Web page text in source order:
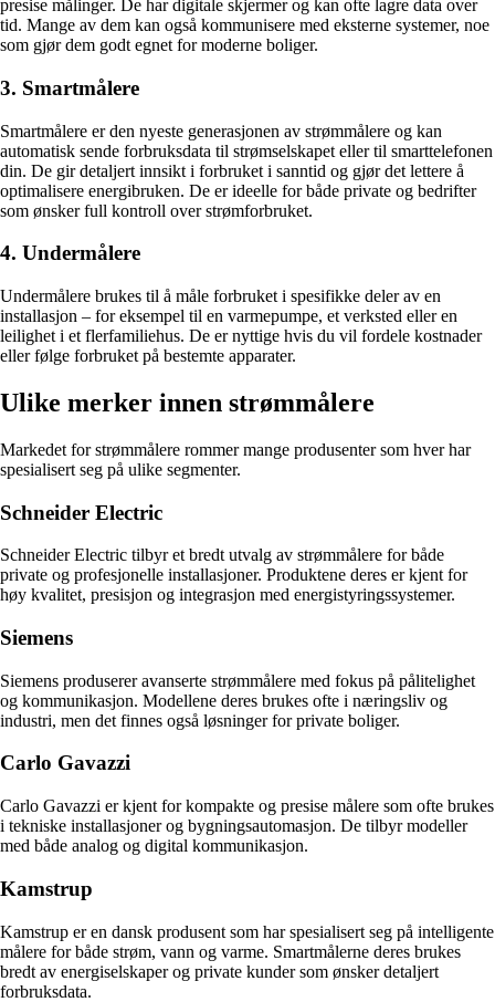
presise målinger. De har digitale skjermer og kan ofte lagre data over
tid. Mange av dem kan også kommunisere med eksterne systemer, noe
som gjør dem godt egnet for moderne boliger.
3. Smartmålere
Smartmålere er den nyeste generasjonen av strømmålere og kan
automatisk sende forbruksdata til strømselskapet eller til smarttelefonen
din. De gir detaljert innsikt i forbruket i sanntid og gjør det lettere å
optimalisere energibruken. De er ideelle for både private og bedrifter
som ønsker full kontroll over strømforbruket.
4. Undermålere
Undermålere brukes til å måle forbruket i spesifikke deler av en
installasjon – for eksempel til en varmepumpe, et verksted eller en
leilighet i et flerfamiliehus. De er nyttige hvis du vil fordele kostnader
eller følge forbruket på bestemte apparater.
Ulike merker innen strømmålere
Markedet for strømmålere rommer mange produsenter som hver har
spesialisert seg på ulike segmenter.
Schneider Electric
Schneider Electric tilbyr et bredt utvalg av strømmålere for både
private og profesjonelle installasjoner. Produktene deres er kjent for
høy kvalitet, presisjon og integrasjon med energistyringssystemer.
Siemens
Siemens produserer avanserte strømmålere med fokus på pålitelighet
og kommunikasjon. Modellene deres brukes ofte i næringsliv og
industri, men det finnes også løsninger for private boliger.
Carlo Gavazzi
Carlo Gavazzi er kjent for kompakte og presise målere som ofte brukes
i tekniske installasjoner og bygningsautomasjon. De tilbyr modeller
med både analog og digital kommunikasjon.
Kamstrup
Kamstrup er en dansk produsent som har spesialisert seg på intelligente
målere for både strøm, vann og varme. Smartmålerne deres brukes
bredt av energiselskaper og private kunder som ønsker detaljert
forbruksdata.